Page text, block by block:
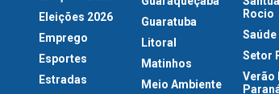
Eleições 2026
Emprego
Esportes
Estradas
Guaratuba
Litoral
Matinhos
Meio Ambiente
Rocio
Saúde
Setor
Verão